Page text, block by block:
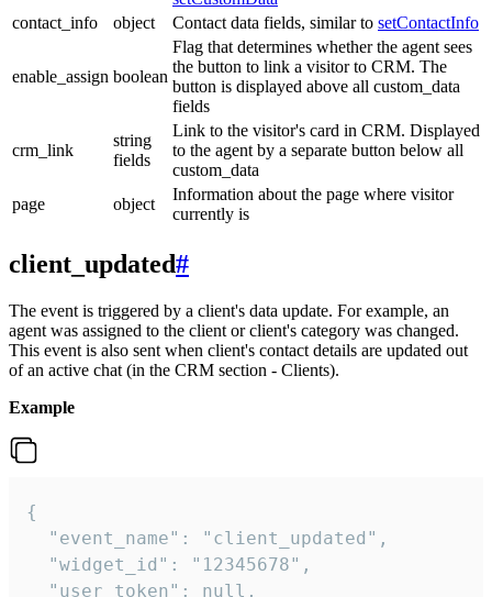
contact_info
object Contact data fields, similar to setContactInfo
enable_assign boolean
Flag that determines whether the agent sees
the button to link a visitor to CRM. The
button is displayed above all custom_data
fields
crm_link
string
fields
Link to the visitor's card in CRM. Displayed
to the agent by a separate button below all
custom_data
page
object
Information about the page where visitor
currently is
client_updated#
The event is triggered by a client's data update. For example, an
agent was assigned to the client or client's category was changed.
This event is also sent when client's contact details are updated out
of an active chat (in the CRM section - Clients).
Example
{
  "event_name": "client_updated",
  "widget_id": "12345678",
  "user_token": null,